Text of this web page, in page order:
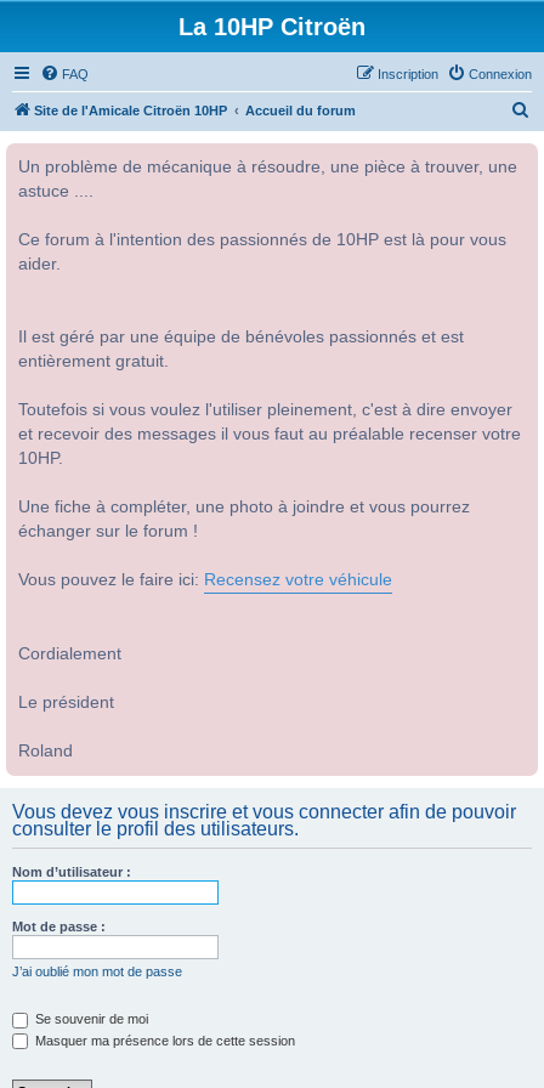
La 10HP Citroën
FAQ Connexion
Inscription
Site de l'Amicale Citroën 10HP Accueil du forum
Un problème de mécanique à résoudre, une pièce à trouver, une
astuce ....
Ce forum à l'intention des passionnés de 10HP est là pour vous
aider.
Il est géré par une équipe de bénévoles passionnés et est
entièrement gratuit.
Toutefois si vous voulez l'utiliser pleinement, c'est à dire envoyer
et recevoir des messages il vous faut au préalable recenser votre
10HP.
Une fiche à compléter, une photo à joindre et vous pourrez
échanger sur le forum !
Vous pouvez le faire ici: Recensez votre véhicule
Cordialement
Le président
Roland
Vous devez vous inscrire et vous connecter afin de pouvoir
consulter le profil des utilisateurs.
Nom d’utilisateur :
Mot de passe :
J’ai oublié mon mot de passe
Se souvenir de moi
Masquer ma présence lors de cette session